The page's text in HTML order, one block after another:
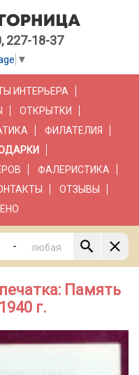
227-18-37
▼
ИНТЕРЬЕРА
ОТКРЫТКИ
ФИЛАТЕЛИЯ
ФАЛЕРИСТИКА
ОТЗЫВЫ
-
Память
г.